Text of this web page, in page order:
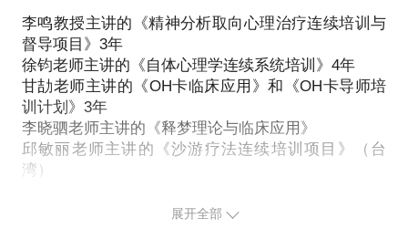
如您或您的家人有诊疗需求，在行请您前往正规医院
进行就诊。本话题内容及行家观点不代表平台观点，
平台对话题内容不予担保，烦请知悉。
好的在生活中理解、区别自己和他人，学会去更细致
的觉察与更真实的表达。你以为你真的100%清楚自己
是怎么想的，你确定吗。
PS 探索过程中，无论什么样的问题出现我相信都牵
涉着人性。建立完善的自我和人格，往往比掌握一个
具体的解决方案来得更为积极和有效。OH卡牌作为一
个被心理学临床广泛被使用的工具，会呈现线索但并
难解决根本性的问题，请各位尝试咨询的朋友调整好
探索的过程中，无论什么样的问题出现我相信都牵涉
着人性。建立完善的自我和人格，往往比掌握一个具
体的解决方案来得更为积极和有效。心理咨询是一个
长期工作的过程，一次沟通很难根本性的解决问题，
调整好合适的心理预期也是很重要的。
【在行郑重提示】：此话题内容仅为该行家在心理领
如您或您的家人有诊疗需求，在行请您前往正规医院
当然，现在仍有人认为做心理咨询讲出来有点别扭，
殊不知大多数来做心理咨询的人，都是和你我一样的
普通人。当你的情绪困扰对你的生活或工作造成影
响，令你出现食欲下降、睡眠障碍、注意力不集中、
烦躁等等的症状时，你就可以找个心理咨询师聊聊
了。
其实呢，每个人都需要个心理咨询师，这是中国未来
可以迈出疏解情绪困扰的第一步啦。这个过程，我希
李鸣教授主讲的《精神分析取向心理治疗连续培训与
督导项目》3年
徐钧老师主讲的《自体心理学连续系统培训》4年
甘劼老师主讲的《OH卡临床应用》和《OH卡导师培
训计划》3年
李晓驷老师主讲的《释梦理论与临床应用》
邱敏丽老师主讲的《沙游疗法连续培训项目》（台
湾）
训计划》（4年计划培训中）
展开全部